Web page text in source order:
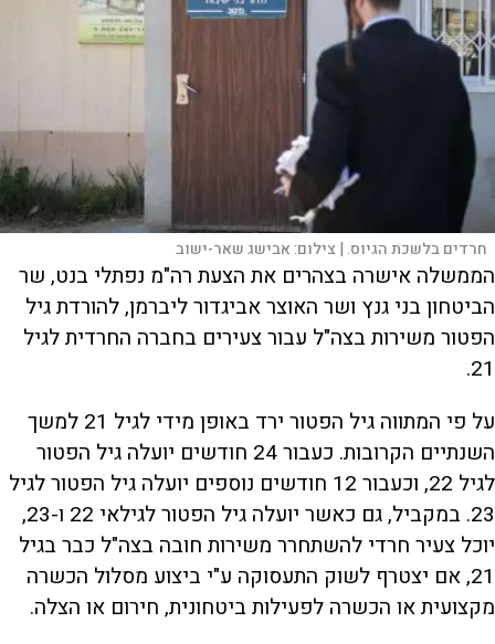
חרדים בלשכת הגיוס. | צילום:אבישג שאר-ישוב
הממשלה אישרה בצהרים את הצעת רה"מ נפתלי בנט, שר
הביטחון בני גנץ ושר האוצר אביגדור ליברמן, להורדת גיל
הפטור משירות בצה"ל עבור צעירים בחברה החרדית לגיל
21.
על פי המתווה גיל הפטור ירד באופן מידי לגיל 21 למשך
השנתיים הקרובות. כעבור 24 חודשים יועלה גיל הפטור
לגיל 22, וכעבור 12 חודשים נוספים יועלה גיל הפטור לגיל
23. במקביל, גם כאשר יועלה גיל הפטור לגילאי 22 ו-23,
יוכל צעיר חרדי להשתחרר משירות חובה בצה"ל כבר בגיל
21, אם יצטרף לשוק התעסוקה ע"י ביצוע מסלול הכשרה
מקצועית או הכשרה לפעילות ביטחונית, חירום או הצלה.